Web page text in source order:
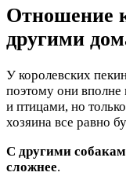
Отношение
другими
У королевских
поэтому они вполне
и птицами, но
хозяина все равно
С другими
сложнее.